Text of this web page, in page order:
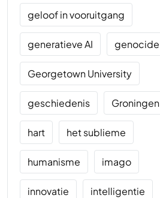
geloof in vooruitgang
generatieve AI genocide
Georgetown University
geschiedenis Groningen
hart het sublieme
humanisme imago
innovatie intelligentie